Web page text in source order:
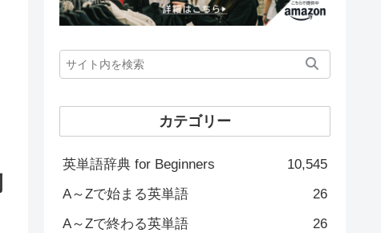
カテゴリー
英単語辞典 for Beginners
10,545
A～Zで始まる英単語
26
A～Zで終わる英単語
26